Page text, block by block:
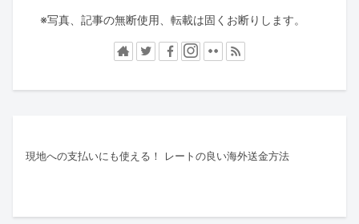
※写真、記事の無断使用、転載は固くお断りします。
現地への支払いにも使える！ レートの良い海外送金方法